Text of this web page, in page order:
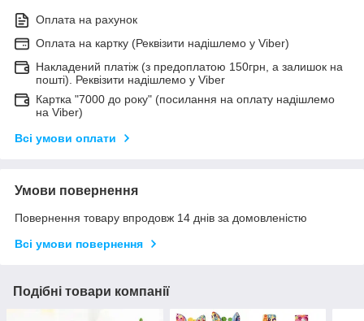
Оплата на рахунок
Оплата на картку (Реквізити надішлемо у Viber)
Накладений платіж (з предоплатою 150грн, а залишок на
пошті). Реквізити надішлемо у Viber
Картка "7000 до року" (посилання на оплату надішлемо
на Viber)
Всі умови оплати
Умови повернення
Повернення товару впродовж 14 днів за домовленістю
Всі умови повернення
Подібні товари компанії